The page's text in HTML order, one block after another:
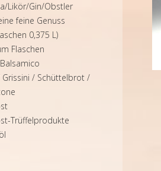
Likör/Gin/Obstler
feine Genuss
0,375 L)
Flaschen
Grissini / Schüttelbrot /
Trüffelprodukte